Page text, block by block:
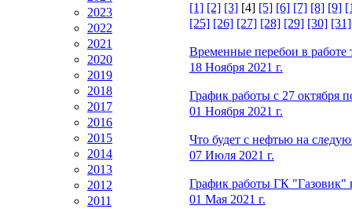
2023
2022
2021
2020
2019
2018
2017
2016
2015
2014
2013
2012
2011
[1] [2] [3] [4] [5] [6] [7] [8] [9]
[25] [26] [27] [28] [29] [30] [31]
Временные перебои в
18 Ноября 2021 г.
График работы с 27 октября
01 Ноября 2021 г.
Что будет с нефтью на
07 Июля 2021 г.
График работы ГК "Газовик"
01 Мая 2021 г.